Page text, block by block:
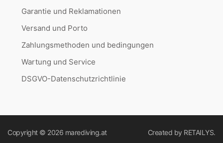
Garantie und Reklamationen
Versand und Porto
Zahlungsmethoden und bedingungen
Wartung und Service
DSGVO-Datenschutzrichtlinie
Copyright © 2026 marediving.at Created by RETAILYS.